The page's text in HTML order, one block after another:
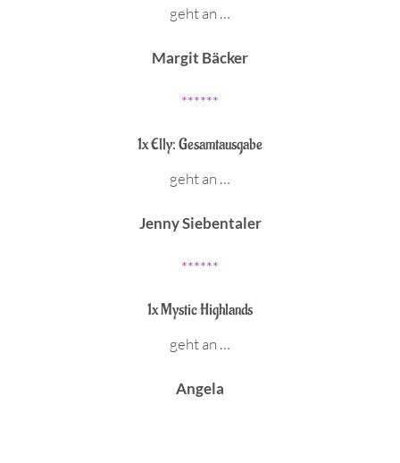
geht an …
Margit Bäcker
******
1x Elly: Gesamtausgabe
geht an …
Jenny Siebentaler
******
1x Mystic Highlands
geht an …
Angela